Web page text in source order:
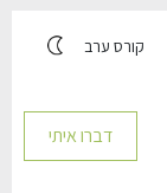
קורס ערב
דברו איתי